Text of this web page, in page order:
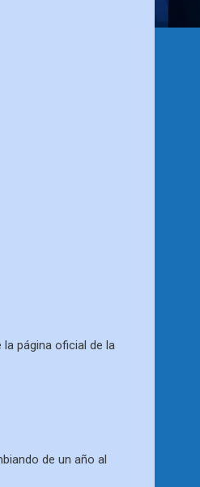
página oficial de la
de un año al